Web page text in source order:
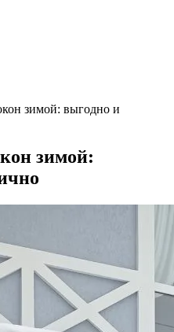
зимой: выгодно и
зимой: